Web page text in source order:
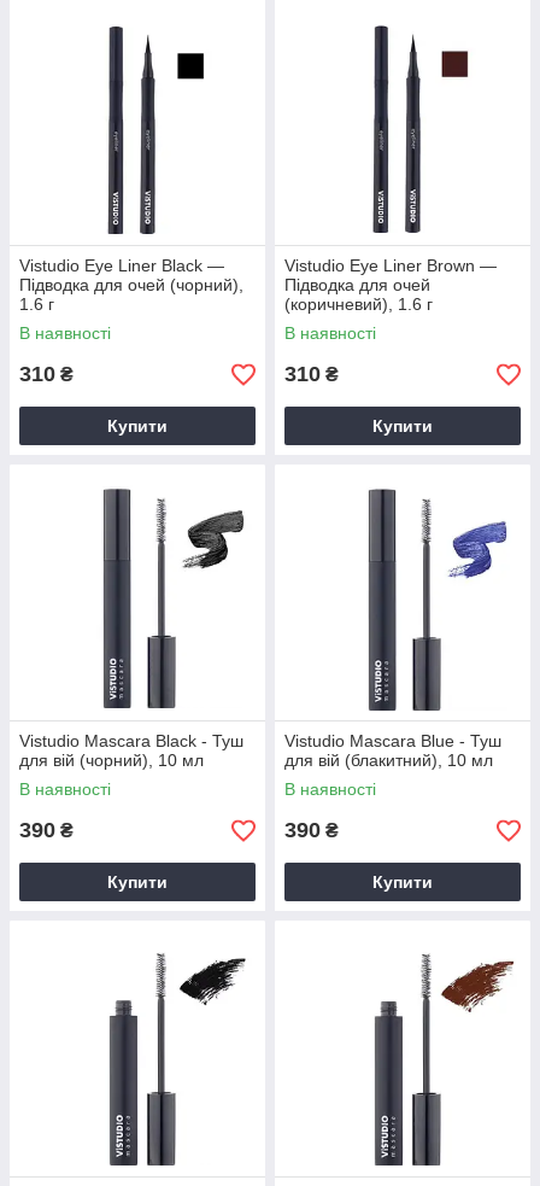
Vistudio Eye Liner Black —
Підводка для очей (чорний),
1.6 г
В наявності
310 ₴
Купити
Vistudio Eye Liner Brown —
Підводка для очей
(коричневий), 1.6 г
В наявності
310 ₴
Купити
Vistudio Mascara Black - Туш
для вій (чорний), 10 мл
В наявності
390 ₴
Купити
Vistudio Mascara Blue - Туш
для вій (блакитний), 10 мл
В наявності
390 ₴
Купити